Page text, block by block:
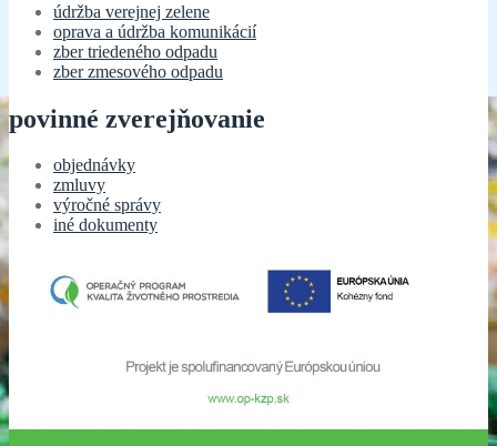
údržba verejnej zelene
oprava a údržba komunikácií
zber triedeného odpadu
zber zmesového odpadu
povinné zverejňovanie
objednávky
zmluvy
výročné správy
iné dokumenty